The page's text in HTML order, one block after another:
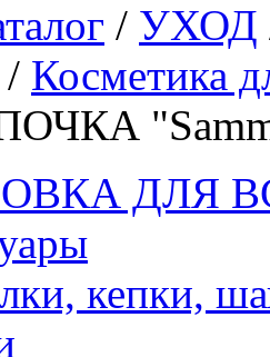
/ УХОД
/ Косметика
ДЛЯ
кепки,